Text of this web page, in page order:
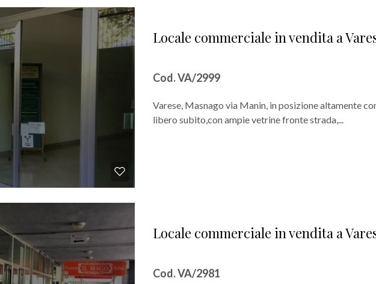
Locale commerciale in vendita a
Cod. VA/2999
Varese, Masnago via Manin, in posizione altamente
libero subito,con ampie vetrine fronte strada,...
Locale commerciale in vendita a
Cod. VA/2981